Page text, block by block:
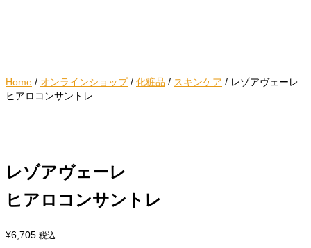
Home / オンラインショップ / 化粧品 / スキンケア / レゾアヴェーレ
ヒアロコンサントレ
レゾアヴェーレ
ヒアロコンサントレ
¥6,705 税込